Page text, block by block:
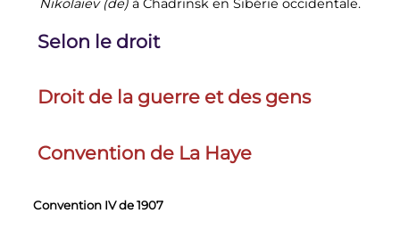
Nikolaïev (de) à Chadrinsk en Sibérie occidentale.
Selon le droit
Droit de la guerre et des gens
Convention de La Haye
Convention IVde 1907